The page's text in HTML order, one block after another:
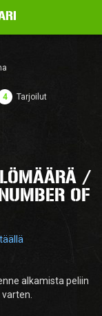
4 Tarjoilut
/
OF
täällä
alkamista peliin